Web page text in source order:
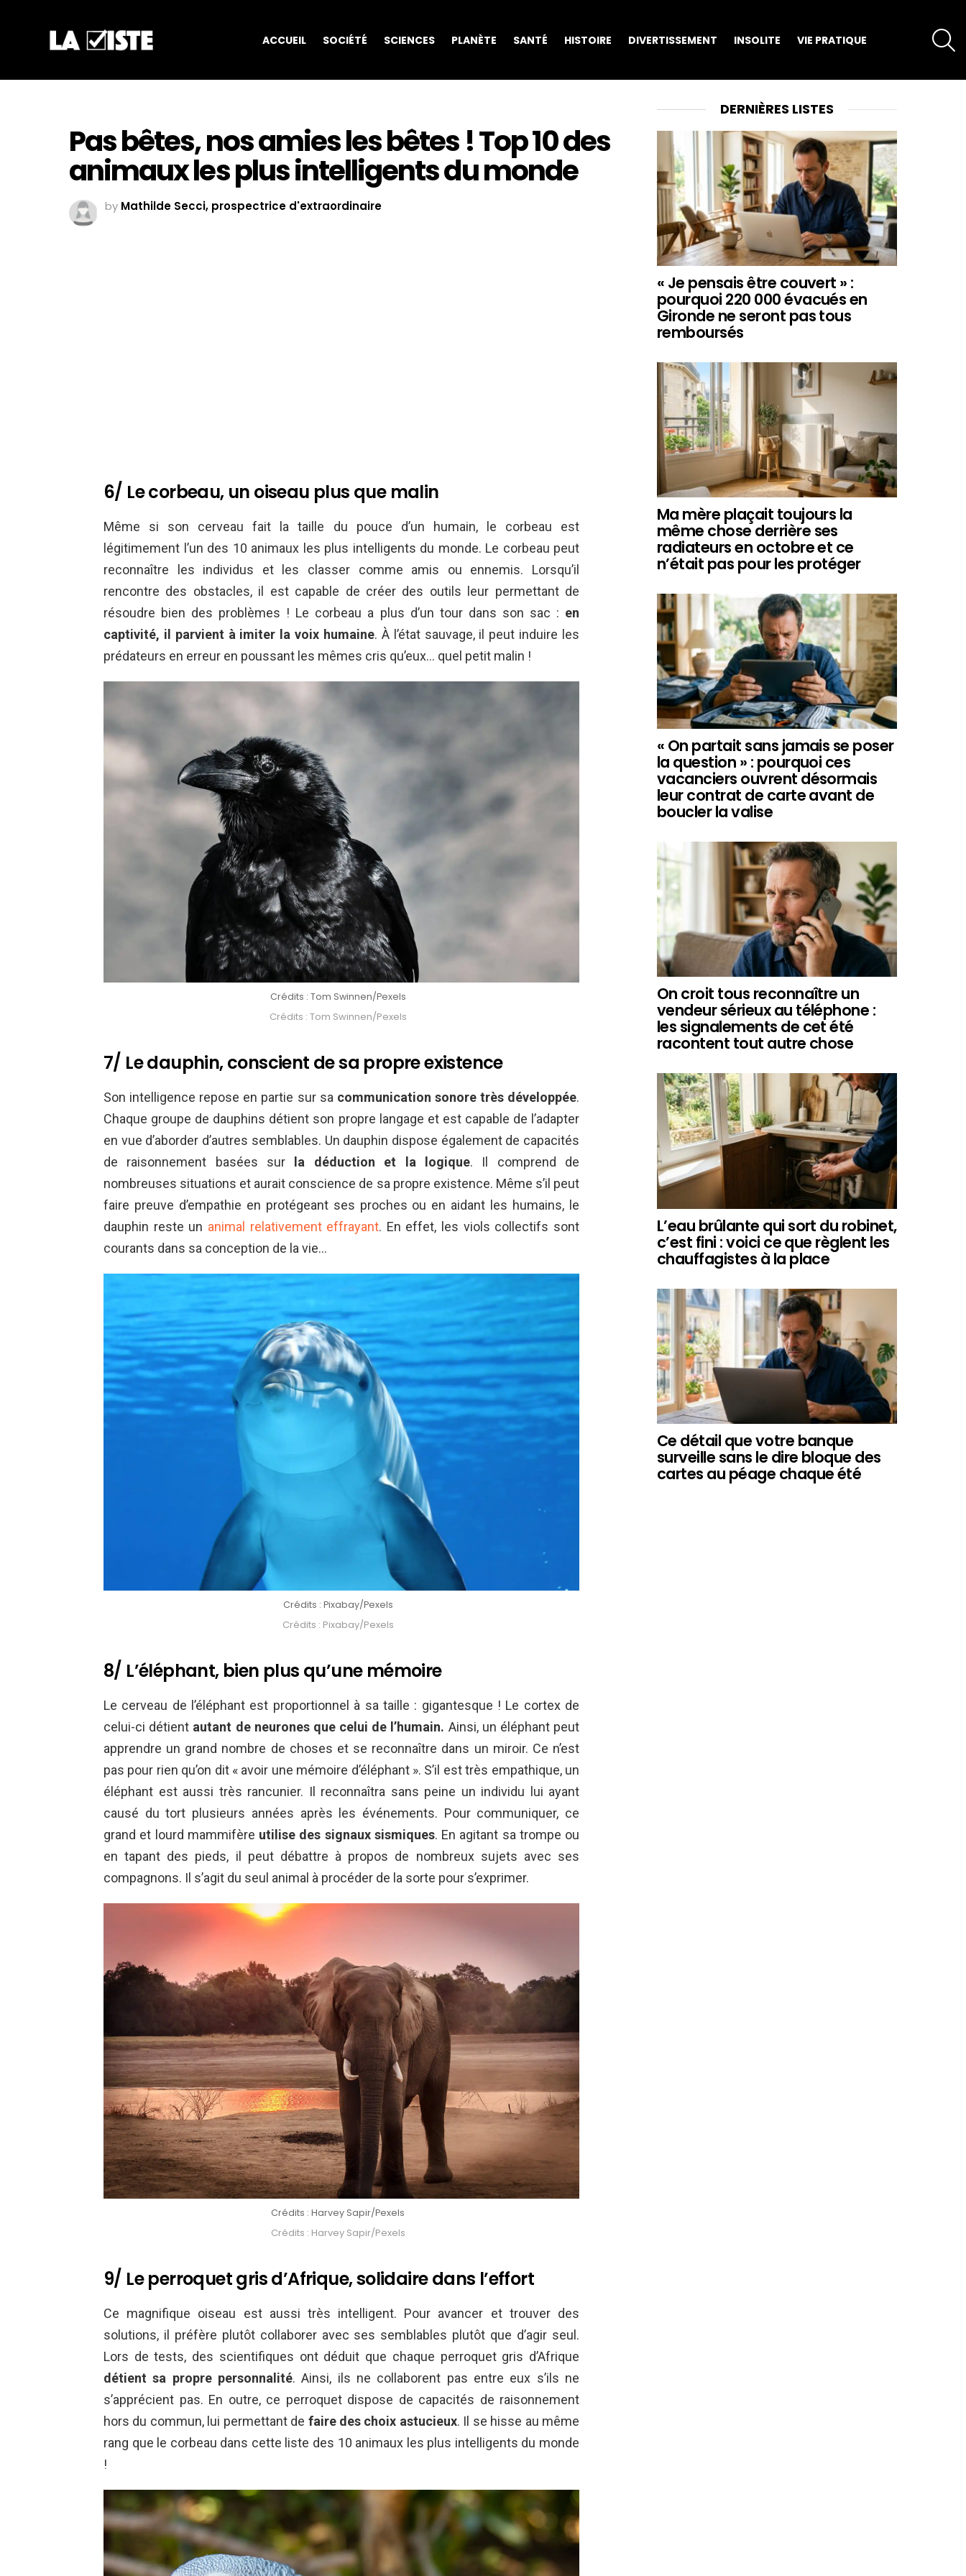
ACCUEIL SOCIÉTÉ SCIENCES PLANÈTE SANTÉ HISTOIRE DIVERTISSEMENT INSOLITE VIE PRATIQUE
Pas bêtes, nos amies les bêtes ! Top 10 des
animaux les plus intelligents du monde
by Mathilde Secci, prospectrice d'extraordinaire
6/ Le corbeau, un oiseau plus que malin
Même si son cerveau fait la taille du pouce d’un humain, le corbeau est
légitimement l’un des 10 animaux les plus intelligents du monde. Le corbeau peut
reconnaître les individus et les classer comme amis ou ennemis. Lorsqu’il
rencontre des obstacles, il est capable de créer des outils leur permettant de
résoudre bien des problèmes ! Le corbeau a plus d’un tour dans son sac : en
captivité, il parvient à imiter la voix humaine. À l’état sauvage, il peut induire les
prédateurs en erreur en poussant les mêmes cris qu’eux… quel petit malin !
Crédits : Tom Swinnen/Pexels
Crédits : Tom Swinnen/Pexels
7/ Le dauphin, conscient de sa propre existence
Son intelligence repose en partie sur sa communication sonore très développée.
Chaque groupe de dauphins détient son propre langage et est capable de l’adapter
en vue d’aborder d’autres semblables. Un dauphin dispose également de capacités
de raisonnement basées sur la déduction et la logique. Il comprend de
nombreuses situations et aurait conscience de sa propre existence. Même s’il peut
faire preuve d’empathie en protégeant ses proches ou en aidant les humains, le
dauphin reste un animal relativement effrayant. En effet, les viols collectifs sont
courants dans sa conception de la vie…
Crédits : Pixabay/Pexels
Crédits : Pixabay/Pexels
8/ L’éléphant, bien plus qu’une mémoire
Le cerveau de l’éléphant est proportionnel à sa taille : gigantesque ! Le cortex de
celui-ci détient autant de neurones que celui de l’humain. Ainsi, un éléphant peut
apprendre un grand nombre de choses et se reconnaître dans un miroir. Ce n’est
pas pour rien qu’on dit « avoir une mémoire d’éléphant ». S’il est très empathique, un
éléphant est aussi très rancunier. Il reconnaîtra sans peine un individu lui ayant
causé du tort plusieurs années après les événements. Pour communiquer, ce
grand et lourd mammifère utilise des signaux sismiques. En agitant sa trompe ou
en tapant des pieds, il peut débattre à propos de nombreux sujets avec ses
compagnons. Il s’agit du seul animal à procéder de la sorte pour s’exprimer.
Crédits : Harvey Sapir/Pexels
Crédits : Harvey Sapir/Pexels
9/ Le perroquet gris d’Afrique, solidaire dans l’effort
Ce magnifique oiseau est aussi très intelligent. Pour avancer et trouver des
solutions, il préfère plutôt collaborer avec ses semblables plutôt que d’agir seul.
Lors de tests, des scientifiques ont déduit que chaque perroquet gris d’Afrique
détient sa propre personnalité. Ainsi, ils ne collaborent pas entre eux s’ils ne
s’apprécient pas. En outre, ce perroquet dispose de capacités de raisonnement
hors du commun, lui permettant de faire des choix astucieux. Il se hisse au même
rang que le corbeau dans cette liste des 10 animaux les plus intelligents du monde
!
DERNIÈRES LISTES
« Je pensais être couvert » :
pourquoi 220 000 évacués en
Gironde ne seront pas tous
remboursés
Ma mère plaçait toujours la
même chose derrière ses
radiateurs en octobre et ce
n’était pas pour les protéger
« On partait sans jamais se poser
la question » : pourquoi ces
vacanciers ouvrent désormais
leur contrat de carte avant de
boucler la valise
On croit tous reconnaître un
vendeur sérieux au téléphone :
les signalements de cet été
racontent tout autre chose
L’eau brûlante qui sort du robinet,
c’est fini : voici ce que règlent les
chauffagistes à la place
Ce détail que votre banque
surveille sans le dire bloque des
cartes au péage chaque été